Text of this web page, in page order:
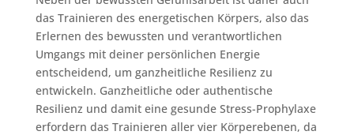
das Trainieren des energetischen Körpers, also das
Erlernen des bewussten und verantwortlichen
Umgangs mit deiner persönlichen Energie
entscheidend, um ganzheitliche Resilienz zu
entwickeln. Ganzheitliche oder authentische
Resilienz und damit eine gesunde Stress-Prophylaxe
erfordern das Trainieren aller vier Körperebenen, da